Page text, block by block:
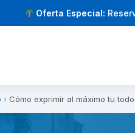
Oferta Especial:
› Cómo exprimir al máximo tu